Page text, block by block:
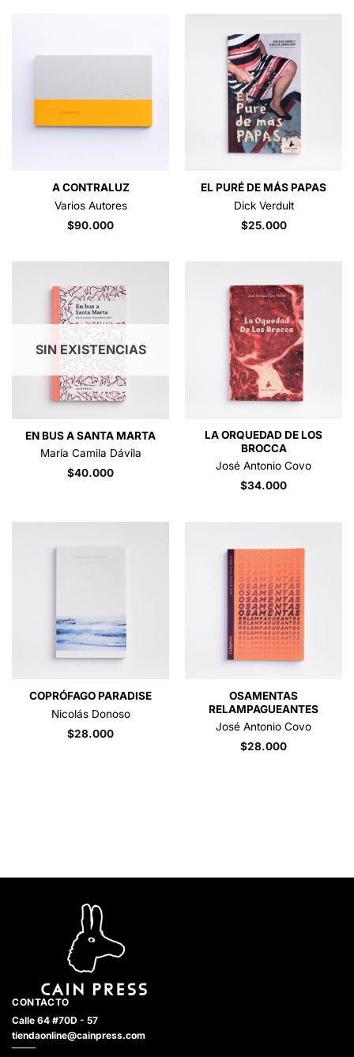
A CONTRALUZ
Varios Autores
$90.000
EL PURÉ DE MÁS PAPAS
Dick Verdult
$25.000
SIN EXISTENCIAS
EN BUS A SANTA MARTA
María Camila Dávila
$40.000
LA ORQUEDAD DE LOS
BROCCA
José Antonio Covo
$34.000
COPRÓFAGO PARADISE
Nicolás Donoso
$28.000
OSAMENTAS
RELAMPAGUEANTES
José Antonio Covo
$28.000
CONTACTO
Calle 64 #70D - 57
tiendaonline@cainpress.com